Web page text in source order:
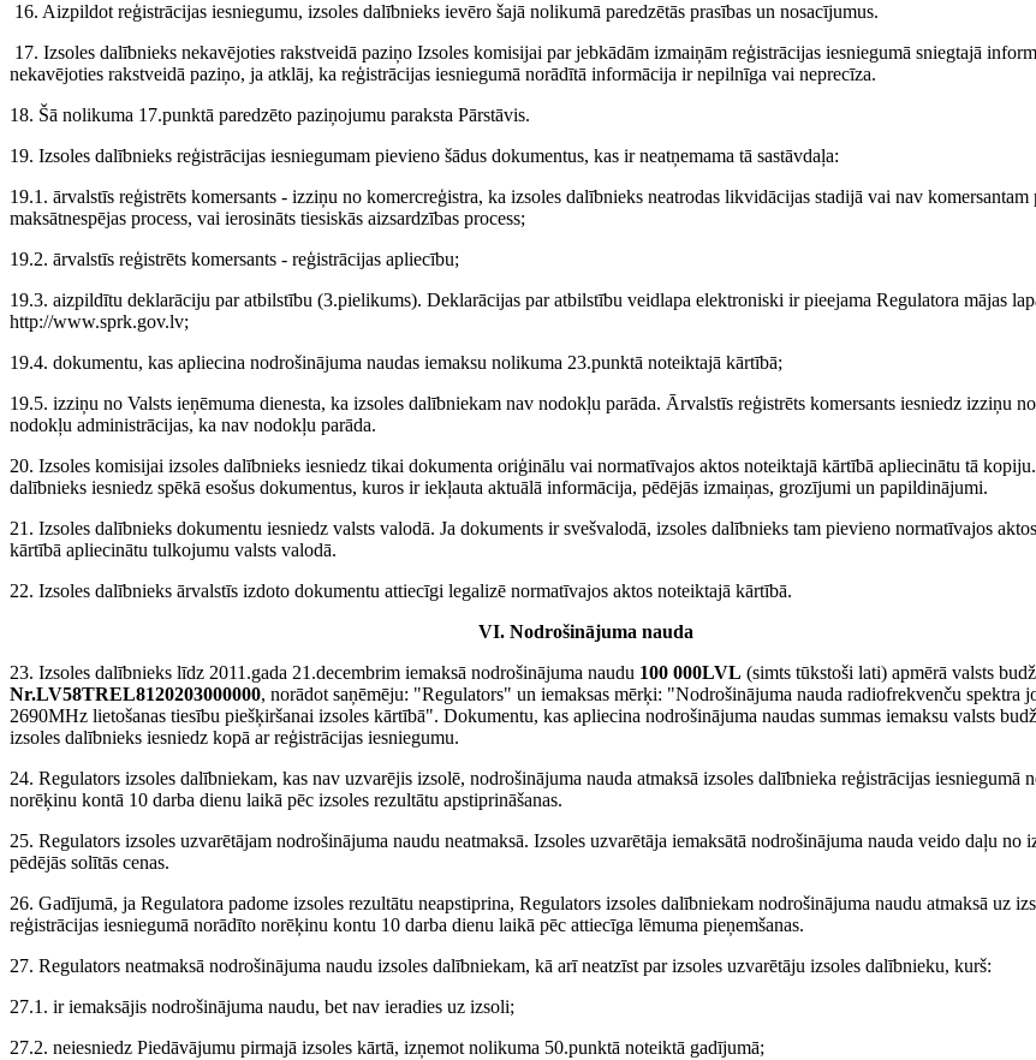
16. Aizpildot reģistrācijas iesniegumu, izsoles dalībnieks ievēro šajā nolikumā paredzētās prasības un nosacījumus.
17. Izsoles dalībnieks nekavējoties rakstveidā paziņo Izsoles komisijai par jebkādām izmaiņām reģistrācijas iesniegumā sniegtajā
nekavējoties rakstveidā paziņo, ja atklāj, ka reģistrācijas iesniegumā norādītā informācija ir nepilnīga vai neprecīza.
18. Šā nolikuma 17.punktā paredzēto paziņojumu paraksta Pārstāvis.
19. Izsoles dalībnieks reģistrācijas iesniegumam pievieno šādus dokumentus, kas ir neatņemama tā sastāvdaļa:
19.1. ārvalstīs reģistrēts komersants - izziņu no komercreģistra, ka izsoles dalībnieks neatrodas likvidācijas stadijā vai nav komersantam
maksātnespējas process, vai ierosināts tiesiskās aizsardzības process;
19.2. ārvalstīs reģistrēts komersants - reģistrācijas apliecību;
19.3. aizpildītu deklarāciju par atbilstību (3.pielikums). Deklarācijas par atbilstību veidlapa elektroniski ir pieejama Regulatora mājas
http://www.sprk.gov.lv;
19.4. dokumentu, kas apliecina nodrošinājuma naudas iemaksu nolikuma 23.punktā noteiktajā kārtībā;
19.5. izziņu no Valsts ieņēmuma dienesta, ka izsoles dalībniekam nav nodokļu parāda. Ārvalstīs reģistrēts komersants iesniedz izziņu
nodokļu administrācijas, ka nav nodokļu parāda.
20. Izsoles komisijai izsoles dalībnieks iesniedz tikai dokumenta oriģinālu vai normatīvajos aktos noteiktajā kārtībā apliecinātu tā
dalībnieks iesniedz spēkā esošus dokumentus, kuros ir iekļauta aktuālā informācija, pēdējās izmaiņas, grozījumi un papildinājumi.
21. Izsoles dalībnieks dokumentu iesniedz valsts valodā. Ja dokuments ir svešvalodā, izsoles dalībnieks tam pievieno normatīvajos
kārtībā apliecinātu tulkojumu valsts valodā.
22. Izsoles dalībnieks ārvalstīs izdoto dokumentu attiecīgi legalizē normatīvajos aktos noteiktajā kārtībā.
VI. Nodrošinājuma nauda
23. Izsoles dalībnieks līdz 2011.gada 21.decembrim iemaksā nodrošinājuma naudu 100 000LVL (simts tūkstoši lati) apmērā valsts
Nr.LV58TREL8120203000000, norādot saņēmēju: "Regulators" un iemaksas mērķi: "Nodrošinājuma nauda radiofrekvenču spektra
2690MHz lietošanas tiesību piešķiršanai izsoles kārtībā". Dokumentu, kas apliecina nodrošinājuma naudas summas iemaksu valsts
izsoles dalībnieks iesniedz kopā ar reģistrācijas iesniegumu.
24. Regulators izsoles dalībniekam, kas nav uzvarējis izsolē, nodrošinājuma nauda atmaksā izsoles dalībnieka reģistrācijas iesniegumā
norēķinu kontā 10 darba dienu laikā pēc izsoles rezultātu apstiprināšanas.
25. Regulators izsoles uzvarētājam nodrošinājuma naudu neatmaksā. Izsoles uzvarētāja iemaksātā nodrošinājuma nauda veido daļu no
pēdējās solītās cenas.
26. Gadījumā, ja Regulatora padome izsoles rezultātu neapstiprina, Regulators izsoles dalībniekam nodrošinājuma naudu atmaksā uz
reģistrācijas iesniegumā norādīto norēķinu kontu 10 darba dienu laikā pēc attiecīga lēmuma pieņemšanas.
27. Regulators neatmaksā nodrošinājuma naudu izsoles dalībniekam, kā arī neatzīst par izsoles uzvarētāju izsoles dalībnieku, kurš:
27.1. ir iemaksājis nodrošinājuma naudu, bet nav ieradies uz izsoli;
27.2. neiesniedz Piedāvājumu pirmajā izsoles kārtā, izņemot nolikuma 50.punktā noteiktā gadījumā;